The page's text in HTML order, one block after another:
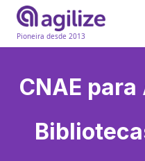
Pioneira desde 2013
CNAE para